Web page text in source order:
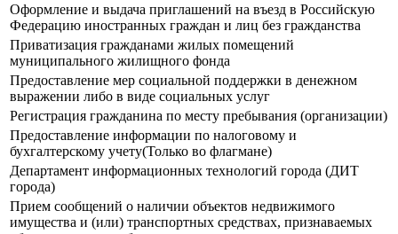
Оформление и выдача приглашений на въезд в Российскую
Федерацию иностранных граждан и лиц без гражданства
Приватизация гражданами жилых помещений
муниципального жилищного фонда
Предоставление мер социальной поддержки в денежном
выражении либо в виде социальных услуг
Регистрация гражданина по месту пребывания (организации)
Предоставление информации по налоговому и
бухгалтерскому учету(Только во флагмане)
Департамент информационных технологий города (ДИТ
города)
Прием сообщений о наличии объектов недвижимого
имущества и (или) транспортных средствах, признаваемых